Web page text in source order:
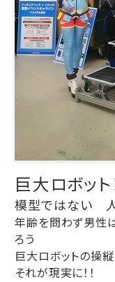
巨大ロボット
模型ではない
年齢を問わず男性
ろう
巨大ロボットの操縦
それが現実に！！